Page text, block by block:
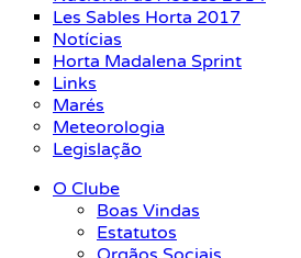
Les Sables Horta 2017
Notícias
Horta Madalena Sprint
Links
Marés
Meteorologia
Legislação
O Clube
Boas Vindas
Estatutos